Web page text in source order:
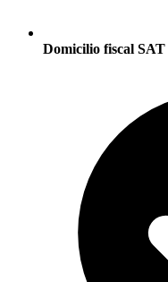
Domicilio fiscal SAT